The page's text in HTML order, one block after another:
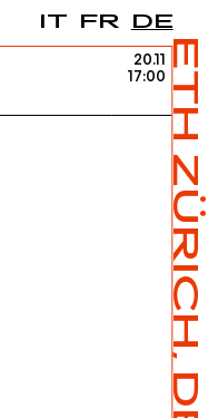
DE
FR
IT
20.11
17:00